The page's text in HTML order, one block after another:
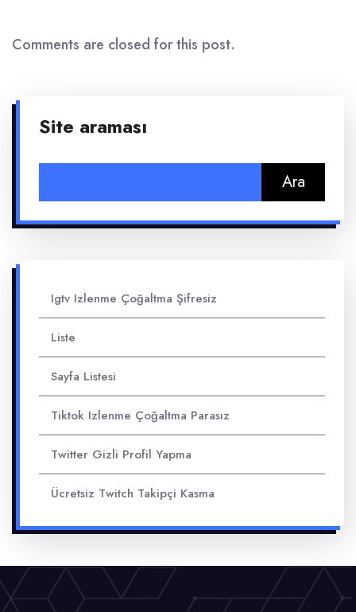
Comments are closed for this post.
Site araması
Igtv Izlenme Çoğaltma Şifresiz
Liste
Sayfa Listesi
Tiktok Izlenme Çoğaltma Parasız
Twitter Gizli Profil Yapma
Ücretsiz Twitch Takipçi Kasma